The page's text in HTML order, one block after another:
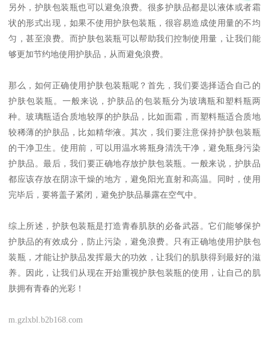
另外，护肤包装瓶也可以避免浪费。很多护肤品都是以液体或者霜
状的形式出现，如果不使用护肤包装瓶，很容易造成使用量的不均
匀，甚至浪费。而护肤包装瓶可以帮助我们控制使用量，让我们能
够更加节约地使用护肤品，从而避免浪费。
那么，如何正确使用护肤包装瓶呢？首先，我们要选择适合自己的
护肤包装瓶。一般来说，护肤品的包装瓶分为玻璃瓶和塑料瓶两
种。玻璃瓶适合质地较厚的护肤品，比如面霜，而塑料瓶适合质地
较稀薄的护肤品，比如精华液。其次，我们要注意保持护肤包装瓶
的干净卫生。使用前，可以用温水将瓶身清洗干净，避免瓶身污染
护肤品。最后，我们要正确地存放护肤包装瓶。一般来说，护肤品
都应该存放在阴凉干燥的地方，避免阳光直射和高温。同时，使用
完毕后，要将盖子紧闭，避免护肤品暴露在空气中。
综上所述，护肤包装瓶是打造青春肌肤的必备武器。它们能够保护
护肤品的有效成分，防止污染，避免浪费。只有正确地使用护肤包
装瓶，才能让护肤品发挥最大的功效，让我们的肌肤得到最好的滋
养。因此，让我们从现在开始重视护肤包装瓶的使用，让自己的肌
肤拥有青春的光彩！
m.gzlxbl.b2b168.com